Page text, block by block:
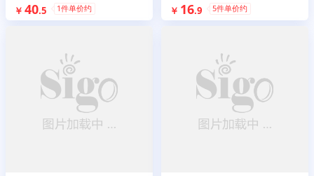
￥ 40.5 1件单价约
￥ 16.9 5件单价约